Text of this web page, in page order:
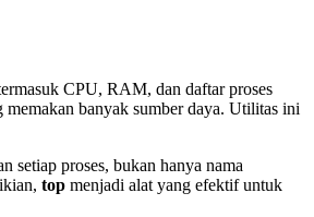
CPU, RAM, dan daftar proses
banyak sumber daya. Utilitas ini
setiap proses, bukan hanya nama
top menjadi alat yang efektif untuk